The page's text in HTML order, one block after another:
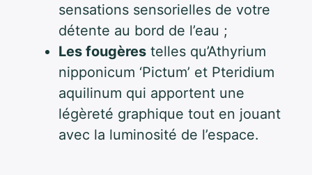
sensations sensorielles de votre
détente au bord de l’eau ;
Les fougères telles qu’Athyrium
nipponicum ‘Pictum’ et Pteridium
aquilinum qui apportent une
légèreté graphique tout en jouant
avec la luminosité de l’espace.